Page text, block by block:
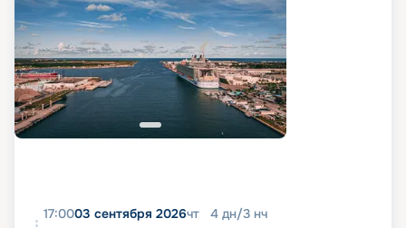
17:0003 сентября 2026чт 4 дн/3 нч